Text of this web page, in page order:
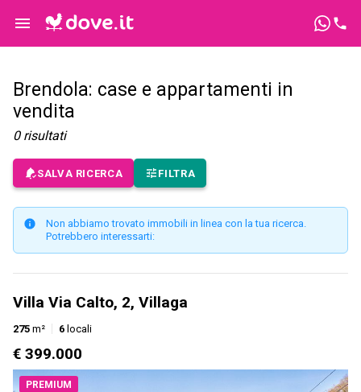
Brendola: case e appartamenti in
vendita
0 risultati
SALVA RICERCA FILTRA
Non abbiamo trovato immobili in linea con la tua ricerca.
Potrebbero interessarti:
Villa Via Calto, 2, Villaga
275 m² 6 locali
€ 399.000
PREMIUM